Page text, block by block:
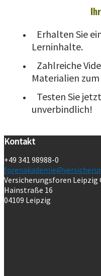
Erhalten Sie
Lerninhalte.
Zahlreiche
Materialien
Testen Sie jetzt
unverbindlich!
Kontakt
+49 341 98988-0
Versicherungsforen Leipzig
Hainstraße 16
04109 Leipzig